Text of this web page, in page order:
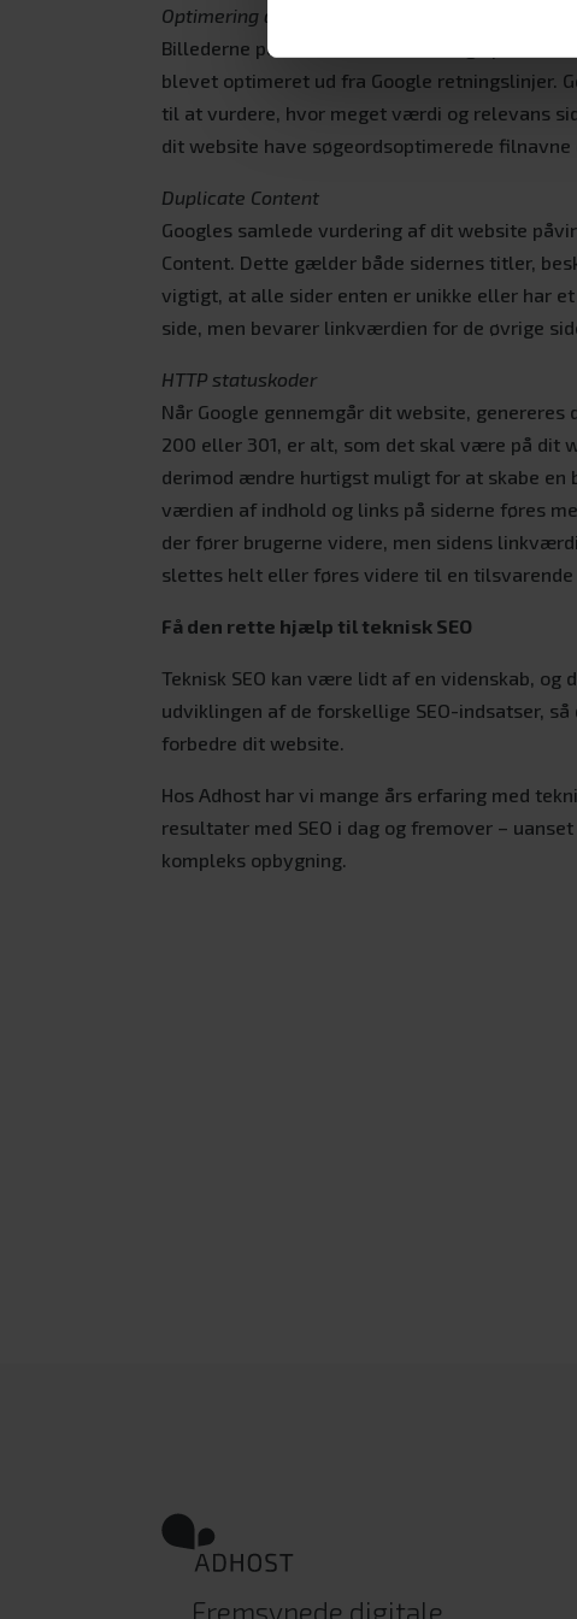
Optimering af billeder
Billederne på dit website kan bidrage positivt
blevet optimeret ud fra Google retningslinjer.
til at vurdere, hvor meget værdi og relevans
dit website have søgeordsoptimerede filnavne
Duplicate Content
Googles samlede vurdering af dit website
Content. Dette gælder både sidernes titler,
vigtigt, at alle sider enten er unikke eller har
side, men bevarer linkværdien for de øvrige
HTTP statuskoder
Når Google gennemgår dit website, genereres
200 eller 301, er alt, som det skal være på dit
derimod ændre hurtigst muligt for at skabe en
værdien af indhold og links på siderne føres
der fører brugerne videre, men sidens
slettes helt eller føres videre til en tilsvarende
Få den rette hjælp til teknisk SEO
Teknisk SEO kan være lidt af en videnskab,
udviklingen af de forskellige SEO-indsatser,
forbedre dit website.
Hos Adhost har vi mange års erfaring med
resultater med SEO i dag og fremover –
kompleks opbygning.
Fremsynede digitale